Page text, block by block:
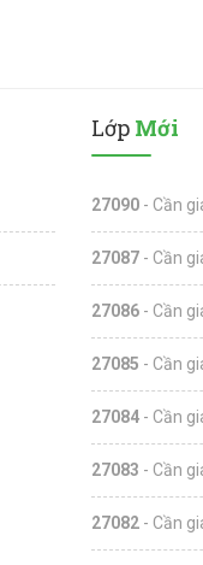
Lớp Mới
27090 - Cần
27087 - Cần
27086 - Cần
27085 - Cần
27084 - Cần
27083 - Cần
27082 - Cần